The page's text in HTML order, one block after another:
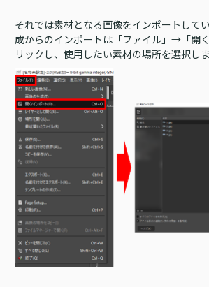
それでは素材となる画像をインポートして
成からのインポートは「ファイル」→「開
リックし、使用したい素材の場所を選択しま